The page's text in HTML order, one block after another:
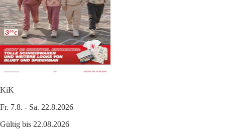
KiK
Fr. 7.8. - Sa. 22.8.2026
Gültig bis 22.08.2026